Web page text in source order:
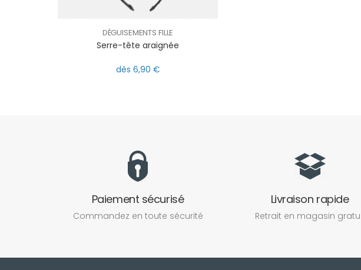
DÉGUISEMENTS FILLE
Serre-tête araignée
dès 6,90 €
Paiement sécurisé
Commandez en toute sécurité
Livraison rapide
Retrait en magasin